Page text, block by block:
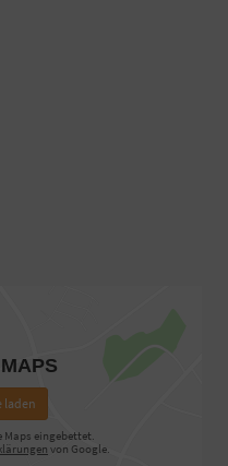
laden
Maps eingebettet.
von Google.